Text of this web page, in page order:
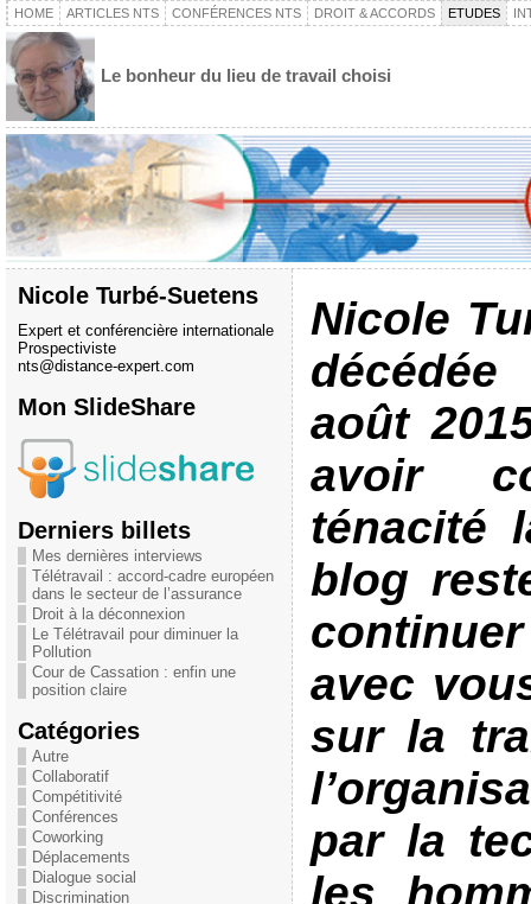
HOME ARTICLES NTS CONFÉRENCES NTS DROIT & ACCORDS ETUDES
Le bonheur du lieu de travail choisi
Nicole Turbé-Suetens
Expert et conférencière internationale
Prospectiviste
nts@distance-expert.com
Mon SlideShare
Derniers billets
Mes dernières interviews
Télétravail : accord-cadre européen
dans le secteur de l’assurance
Droit à la déconnexion
Le Télétravail pour diminuer la
Pollution
Cour de Cassation : enfin une
position claire
Catégories
Autre
Collaboratif
Compétitivité
Conférences
Coworking
Déplacements
Dialogue social
Discrimination
Nicole
août
avoir
ténacité
blog
avec
sur la
par la
les